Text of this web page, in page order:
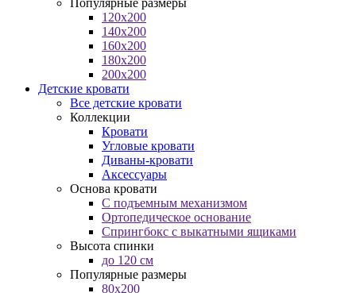
Популярные размеры
120x200
140x200
160x200
180x200
200x200
Детские кровати
Все детские кровати
Коллекции
Кровати
Угловые кровати
Диваны-кровати
Аксессуары
Основа кровати
С подъемным механизмом
Ортопедическое основание
Спрингбокс с выкатными ящиками
Высота спинки
до 120 см
Популярные размеры
80x200